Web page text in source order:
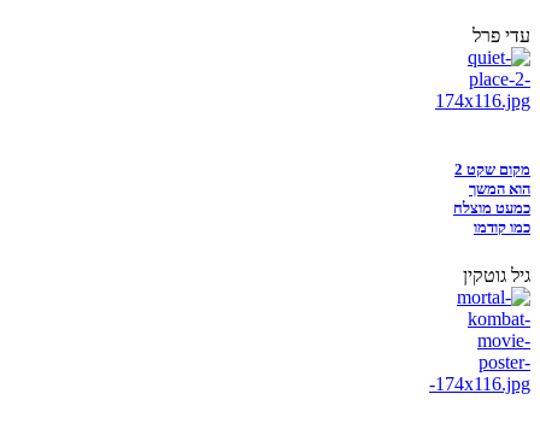
עדי פרל
מקום שקט 2
הוא המשך
כמעט מוצלח
כמו קודמו
גיל גוטקין